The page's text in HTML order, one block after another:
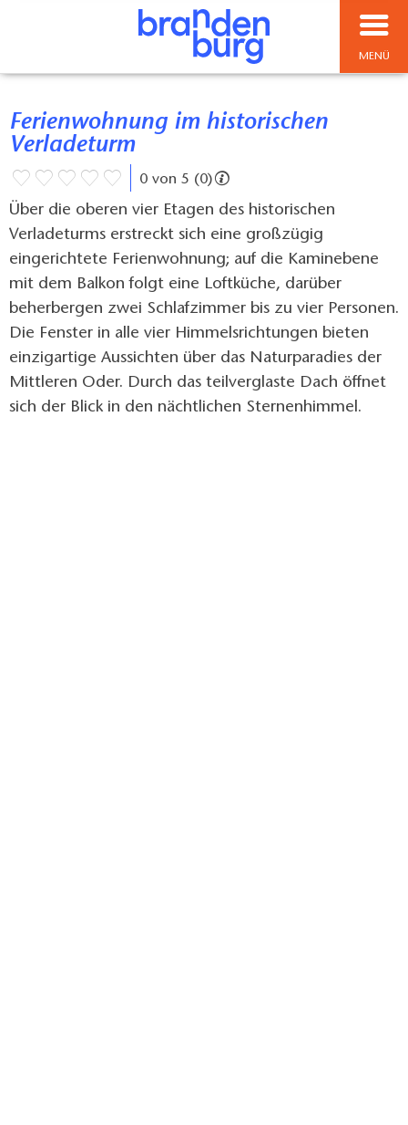
MENÜ
Ferienwohnung im historischen
Verladeturm
0 von 5 (0)
Über die oberen vier Etagen des historischen
Verladeturms erstreckt sich eine großzügig
eingerichtete Ferienwohnung; auf die Kaminebene
mit dem Balkon folgt eine Loftküche, darüber
beherbergen zwei Schlafzimmer bis zu vier Personen.
Die Fenster in alle vier Himmelsrichtungen bieten
einzigartige Aussichten über das Naturparadies der
Mittleren Oder. Durch das teilverglaste Dach öffnet
sich der Blick in den nächtlichen Sternenhimmel.